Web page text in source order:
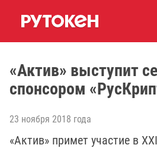
«Актив» выступит
спонсором
23 ноября 2018 года
«Актив» примет участие в